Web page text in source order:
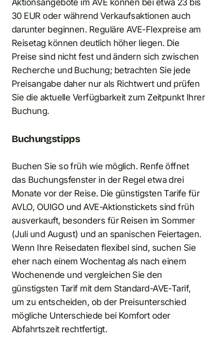
Aktionsangebote im AVE können bei etwa 23 bis
30 EUR oder während Verkaufsaktionen auch
darunter beginnen. Reguläre AVE-Flexpreise am
Reisetag können deutlich höher liegen. Die
Preise sind nicht fest und ändern sich zwischen
Recherche und Buchung; betrachten Sie jede
Preisangabe daher nur als Richtwert und prüfen
Sie die aktuelle Verfügbarkeit zum Zeitpunkt Ihrer
Buchung.
Buchungstipps
Buchen Sie so früh wie möglich. Renfe öffnet
das Buchungsfenster in der Regel etwa drei
Monate vor der Reise. Die günstigsten Tarife für
AVLO, OUIGO und AVE-Aktionstickets sind früh
ausverkauft, besonders für Reisen im Sommer
(Juli und August) und an spanischen Feiertagen.
Wenn Ihre Reisedaten flexibel sind, suchen Sie
eher nach einem Wochentag als nach einem
Wochenende und vergleichen Sie den
günstigsten Tarif mit dem Standard-AVE-Tarif,
um zu entscheiden, ob der Preisunterschied
mögliche Unterschiede bei Komfort oder
Abfahrtszeit rechtfertigt.